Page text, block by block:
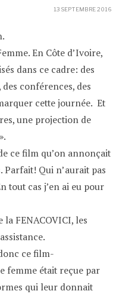
13 SEPTEMBRE 2016
En Côte d’Ivoire,
dans ce cadre: des
conférences, des
cette journée. Et
une projection de
ce film qu’on annonçait
Qui n’aurait pas
tout cas j’en ai eu pour
la FENACOVICI, les
ce film-
femme était reçue par
qui leur donnait